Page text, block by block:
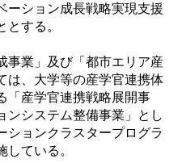
ーション成長戦略実現支援
する。
事業」及び「都市エリア産
は、大学等の産学官連携体
「産学官連携戦略展開事
ンシステム整備事業」とし
ションクラスタープログラ
している。